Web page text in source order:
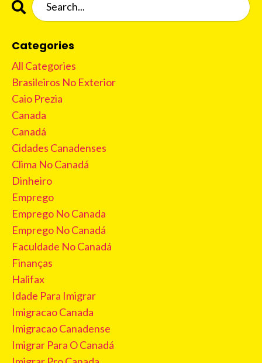
Categories
All Categories
Brasileiros No Exterior
Caio Prezia
Canada
Canadá
Cidades Canadenses
Clima No Canadá
Dinheiro
Emprego
Emprego No Canada
Emprego No Canadá
Faculdade No Canadá
Finanças
Halifax
Idade Para Imigrar
Imigracao Canada
Imigracao Canadense
Imigrar Para O Canadá